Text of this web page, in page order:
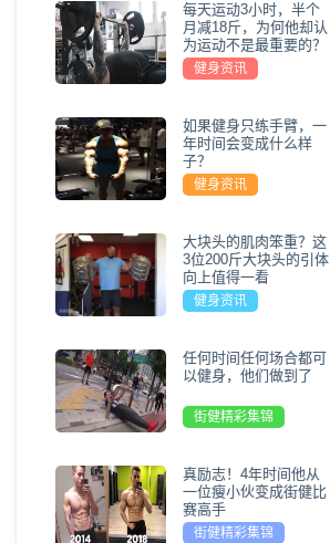
每天运动3小时，半个
月减18斤，为何他却认
为运动不是最重要的？
健身资讯
如果健身只练手臂，一
年时间会变成什么样
子？
健身资讯
大块头的肌肉笨重？这
3位200斤大块头的引体
向上值得一看
健身资讯
任何时间任何场合都可
以健身，他们做到了
街健精彩集锦
真励志！4年时间他从
一位瘦小伙变成街健比
赛高手
街健精彩集锦